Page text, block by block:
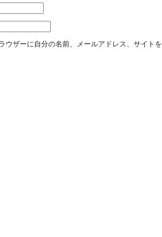
ウザーに自分の名前、メールアドレス、サイトを